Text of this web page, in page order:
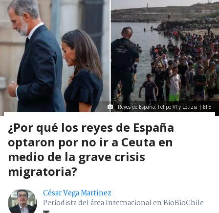
Reyes de España: Felipe VI y Letizia | EFE
¿Por qué los reyes de España
optaron por no ir a Ceuta en
medio de la grave crisis
migratoria?
César Vega Martínez
Periodista del área Internacional en BioBioChile